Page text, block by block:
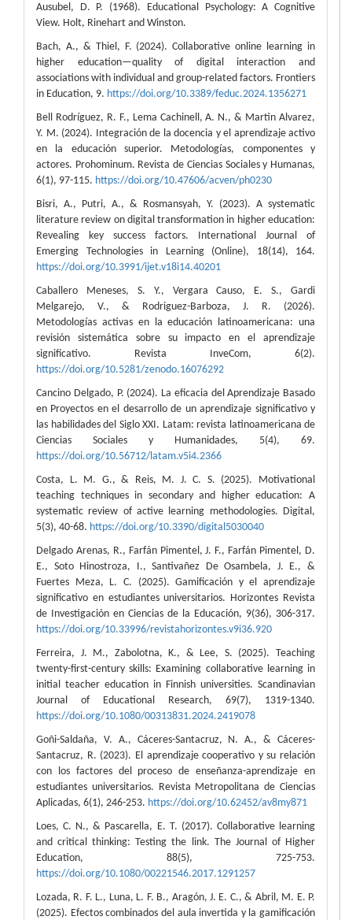
Ausubel, D. P. (1968). Educational Psychology: A Cognitive
View. Holt, Rinehart and Winston.
Bach, A., & Thiel, F. (2024). Collaborative online learning in
higher education—quality of digital interaction and
associations with individual and group-related factors. Frontiers
in Education, 9. https://doi.org/10.3389/feduc.2024.1356271
Bell Rodríguez, R. F., Lema Cachinell, A. N., & Martin Alvarez,
Y. M. (2024). Integración de la docencia y el aprendizaje activo
en la educación superior. Metodologías, componentes y
actores. Prohominum. Revista de Ciencias Sociales y Humanas,
6(1), 97-115. https://doi.org/10.47606/acven/ph0230
Bisri, A., Putri, A., & Rosmansyah, Y. (2023). A systematic
literature review on digital transformation in higher education:
Revealing key success factors. International Journal of
Emerging Technologies in Learning (Online), 18(14), 164.
https://doi.org/10.3991/ijet.v18i14.40201
Caballero Meneses, S. Y., Vergara Causo, E. S., Gardi
Melgarejo, V., & Rodriguez-Barboza, J. R. (2026).
Metodologías activas en la educación latinoamericana: una
revisión sistemática sobre su impacto en el aprendizaje
significativo. Revista InveCom, 6(2).
https://doi.org/10.5281/zenodo.16076292
Cancino Delgado, P. (2024). La eficacia del Aprendizaje Basado
en Proyectos en el desarrollo de un aprendizaje significativo y
las habilidades del Siglo XXI. Latam: revista latinoamericana de
Ciencias Sociales y Humanidades, 5(4), 69.
https://doi.org/10.56712/latam.v5i4.2366
Costa, L. M. G., & Reis, M. J. C. S. (2025). Motivational
teaching techniques in secondary and higher education: A
systematic review of active learning methodologies. Digital,
5(3), 40-68. https://doi.org/10.3390/digital5030040
Delgado Arenas, R., Farfán Pimentel, J. F., Farfán Pimentel, D.
E., Soto Hinostroza, I., Santivañez De Osambela, J. E., &
Fuertes Meza, L. C. (2025). Gamificación y el aprendizaje
significativo en estudiantes universitarios. Horizontes Revista
de Investigación en Ciencias de la Educación, 9(36), 306-317.
https://doi.org/10.33996/revistahorizontes.v9i36.920
Ferreira, J. M., Zabolotna, K., & Lee, S. (2025). Teaching
twenty-first-century skills: Examining collaborative learning in
initial teacher education in Finnish universities. Scandinavian
Journal of Educational Research, 69(7), 1319-1340.
https://doi.org/10.1080/00313831.2024.2419078
Goñi-Saldaña, V. A., Cáceres-Santacruz, N. A., & Cáceres-
Santacruz, R. (2023). El aprendizaje cooperativo y su relación
con los factores del proceso de enseñanza-aprendizaje en
estudiantes universitarios. Revista Metropolitana de Ciencias
Aplicadas, 6(1), 246-253. https://doi.org/10.62452/av8my871
Loes, C. N., & Pascarella, E. T. (2017). Collaborative learning
and critical thinking: Testing the link. The Journal of Higher
Education, 88(5), 725-753.
https://doi.org/10.1080/00221546.2017.1291257
Lozada, R. F. L., Luna, L. F. B., Aragón, J. E. C., & Abril, M. E. P.
(2025). Efectos combinados del aula invertida y la gamificación